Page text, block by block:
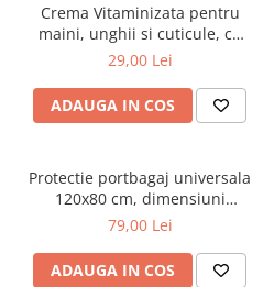
Crema Vitaminizata pentru
maini, unghii si cuticule, cu
extracte de fructe de padure
29,00 Lei
ADAUGA IN COS
Protectie portbagaj universala
120x80 cm, dimensiuni
ajustabile, negru
79,00 Lei
ADAUGA IN COS